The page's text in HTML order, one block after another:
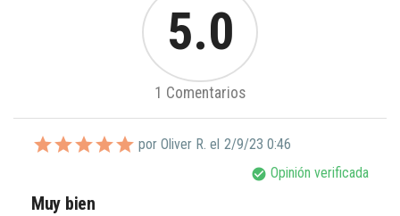
5.0
1 Comentarios
por Oliver R. el 2/9/23 0:46
check_circle Opinión verificada
Muy bien